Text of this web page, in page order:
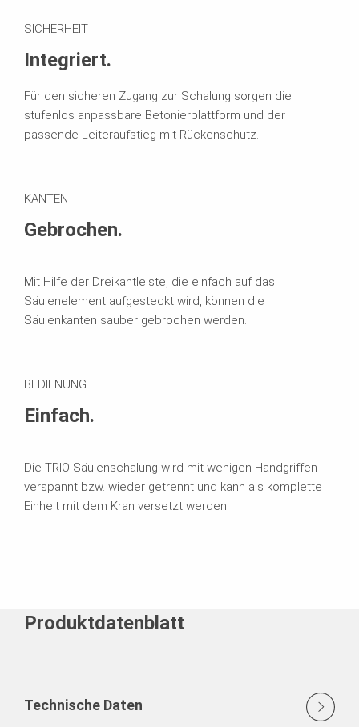
SICHERHEIT
Integriert.
Für den sicheren Zugang zur Schalung sorgen die
stufenlos anpassbare Betonierplattform und der
passende Leiteraufstieg mit Rückenschutz.
KANTEN
Gebrochen.
Mit Hilfe der Dreikantleiste, die einfach auf das
Säulenelement aufgesteckt wird, können die
Säulenkanten sauber gebrochen werden.
BEDIENUNG
Einfach.
Die TRIO Säulenschalung wird mit wenigen Handgriffen
verspannt bzw. wieder getrennt und kann als komplette
Einheit mit dem Kran versetzt werden.
Produktdatenblatt
Technische Daten